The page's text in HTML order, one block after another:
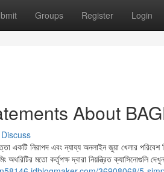
Groups Register Login
About
Discuss
একটি নিরাপদ এবং ন্যায্য অনলাইন জুয়া খেলার
মতো কর্তৃপক্ষ দ্বারা নিয়ন্ত্রিত ক্যাসিনোগুলি